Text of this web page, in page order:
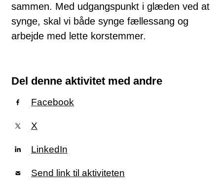
sammen. Med udgangspunkt i glæden ved at
synge, skal vi både synge fællessang og
arbejde med lette korstemmer.
Del denne aktivitet med andre
Facebook
X
LinkedIn
Send link til aktiviteten